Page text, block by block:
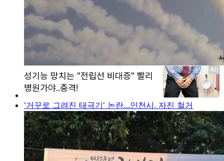
'거꾸로 그려진 태극기' 논란…인천시, 자진 철거